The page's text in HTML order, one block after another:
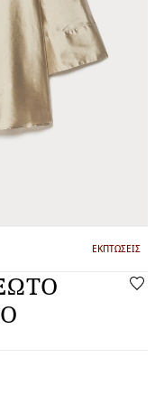
ΚΑΤΗΓΟΡΙΑ:
ΕΚΠΤΏΣΕΙΣ